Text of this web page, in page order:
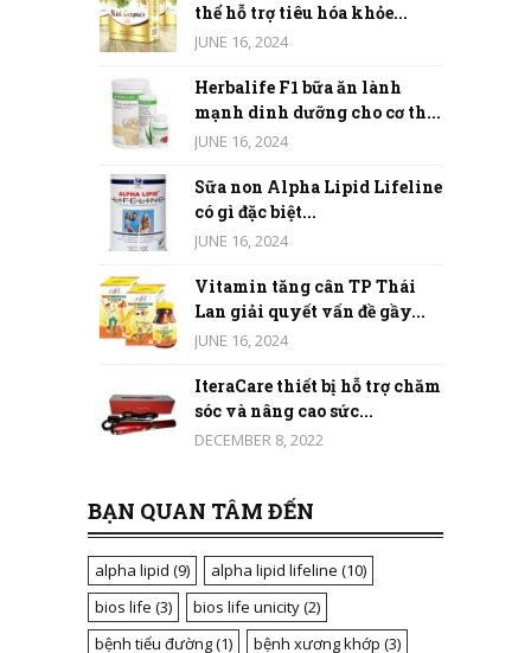
thể hỗ trợ tiêu hóa khỏe...
JUNE 16, 2024
Herbalife F1 bữa ăn lành
mạnh dinh dưỡng cho cơ th...
JUNE 16, 2024
Sữa non Alpha Lipid Lifeline
có gì đặc biệt...
JUNE 16, 2024
Vitamin tăng cân TP Thái
Lan giải quyết vấn đề gầy...
JUNE 16, 2024
IteraCare thiết bị hỗ trợ chăm
sóc và nâng cao sức...
DECEMBER 8, 2022
BẠN QUAN TÂM ĐẾN
alpha lipid (9) alpha lipid lifeline (10)
bios life (3) bios life unicity(2)
bệnh tiểu đường(1) bệnh xương khớp (3)